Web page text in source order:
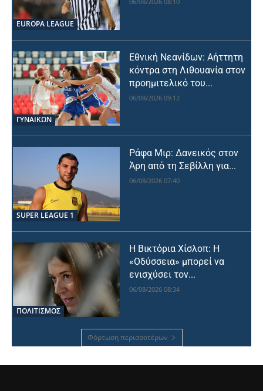
EUROPA LEAGUE
ΓΥΝΑΙΚΩΝ
Εθνική Νεανίδων: Αήττητη
κόντρα στη Λιθουανία στον
προημιτελικό του...
06/08/2026 09:12
SUPER LEAGUE 1
Ράφα Μιρ: Δανεικός στον
Άρη από τη Σεβίλλη για...
06/08/2026 07:40
ΠΟΛΙΤΙΣΜΟΣ
Η Βικτόρια Χίσλοπ: Η
«Οδύσσεια» μπορεί να
ενισχύσει τον...
06/08/2026 08:34
Φόρτωση περισσοτέρων